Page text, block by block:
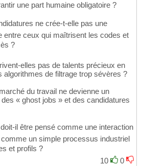
une part humaine obligatoire ?
ne crée-t-elle pas une
entre ceux qui maîtrisent les codes et
?
elles pas de talents précieux en
algorithmes de filtrage trop sévères ?
du travail ne devienne un
« ghost jobs » et des candidatures
il être pensé comme une interaction
un simple processus industriel
et profils ?
10
0